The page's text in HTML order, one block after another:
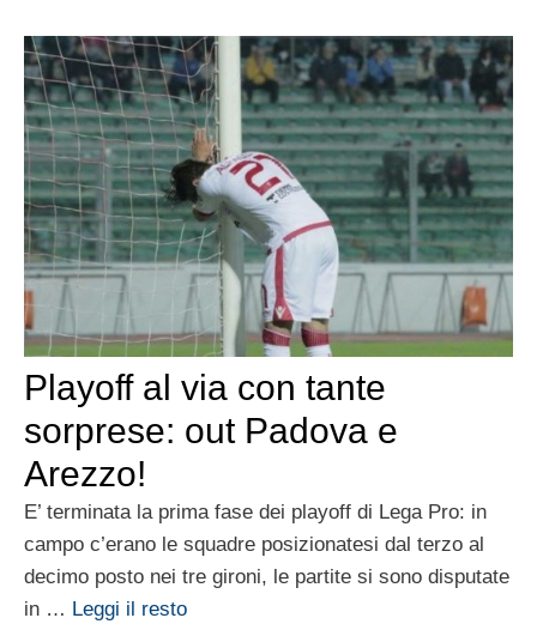
Playoff al via con tante
sorprese: out Padova e
Arezzo!
E’ terminata la prima fase dei playoff di Lega Pro: in
campo c’erano le squadre posizionatesi dal terzo al
decimo posto nei tre gironi, le partite si sono disputate
in … Leggi il resto